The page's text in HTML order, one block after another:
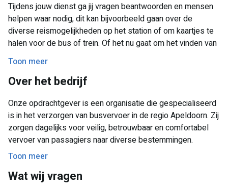
Tijdens jouw dienst ga jij vragen beantwoorden en mensen
helpen waar nodig, dit kan bijvoorbeeld gaan over de
diverse reismogelijkheden op het station of om kaartjes te
halen voor de bus of trein. Of het nu gaat om het vinden van
het juiste spoor, de halte of de taxistandplaats, jij bent dé
persoon die hen de weg wijst. Daarnaast help je ouderen en
reizigers die bijvoorbeeld mindervalide zijn en wat extra
Toon meer
Over het bedrijf
Onze opdrachtgever is een organisatie die gespecialiseerd
is in het verzorgen van busvervoer in de regio Apeldoorn. Zij
zorgen dagelijks voor veilig, betrouwbaar en comfortabel
vervoer van passagiers naar diverse bestemmingen.
Toon meer
Wat wij vragen